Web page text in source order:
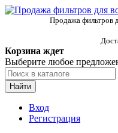
Продажа фильтров
Корзина ждет
Выберите любое
Найти
Вход
Регистрация